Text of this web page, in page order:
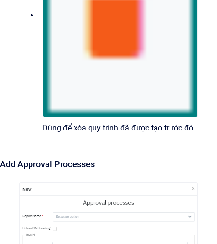
Dùng để xóa quy trình đã được tạo trước đó
Add Approval Processes